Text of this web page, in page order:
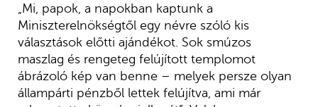
„Mi, papok, a napokban kaptunk a
Miniszterelnökségtől egy névre szóló kis
választások előtti ajándékot. Sok smúzos
maszlag és rengeteg felújított templomot
ábrázoló kép van benne – melyek persze olyan
állampárti pénzből lettek felújítva, ami már